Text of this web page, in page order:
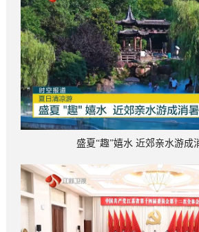
盛夏“趣”嬉水 近郊亲水游成